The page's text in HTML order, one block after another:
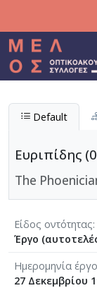
Default
Ευριπίδης
The
Είδος οντότητας
Έργο
Ημερομηνία
27 Δεκεμβρίου